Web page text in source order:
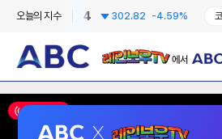
오늘의 지수
6295.44 302.82 -4.59% 코스닥
레인보우TV에서 ABC
ON AIR